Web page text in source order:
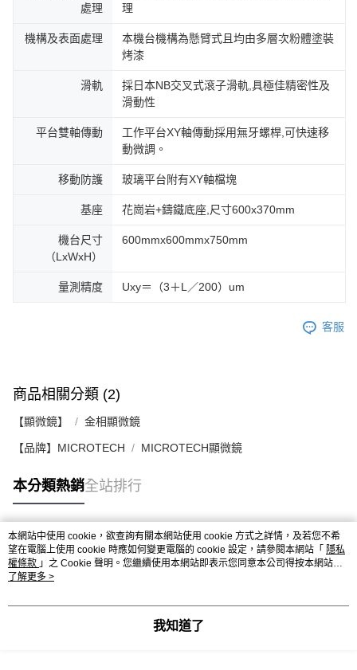
處理
理
機構及表面處理
本機台機構為懸臂式且均由多層次粉體塗裝
烤漆
滑軌
採日本NB交叉式滾子滑軌,具極佳精密性及
滑動性
平台雙軸傳動
工作平台XY軸傳動採用無牙螺桿,可快速移
動微調。
移動防護 玻璃平台附有XY軸檔塊
基座 花崗岩+鑄鐵底座,尺寸600x370mm
機台尺寸
（LxWxH）
600mmx600mmx750mm
量測精度 Uxy＝（3＋L／200）um
客服
商品相關分類 (2)
【顯微鏡】 金相顯微鏡
【品牌】MICROTECH MICROTECH顯微鏡
本分類熱銷全站排行
熱門標籤
本網站中使用 cookie，欲查詢有關本網站使用 cookie 方式之詳情，及若您不希
望在電腦上使用 cookie 時應如何變更電腦的 cookie 設定，請參閱本網站「 隱私
權條款 」之 Cookie 聲明。您繼續使用本網站即表示您同意本公司得按本網站使
用條款之 Cookie 聲明使用 cookie。
了解更多 >
我知道了